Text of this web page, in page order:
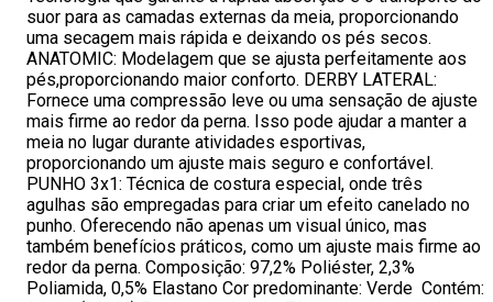
suor para as camadas externas da meia, proporcionando
uma secagem mais rápida e deixando os pés secos.
ANATOMIC: Modelagem que se ajusta perfeitamente aos
pés,proporcionando maior conforto. DERBY LATERAL:
Fornece uma compressão leve ou uma sensação de ajuste
mais firme ao redor da perna. Isso pode ajudar a manter a
meia no lugar durante atividades esportivas,
proporcionando um ajuste mais seguro e confortável.
PUNHO 3x1: Técnica de costura especial, onde três
agulhas são empregadas para criar um efeito canelado no
punho. Oferecendo não apenas um visual único, mas
também benefícios práticos, como um ajuste mais firme ao
redor da perna. Composição: 97,2% Poliéster, 2,3%
Poliamida, 0,5% Elastano Cor predominante: Verde Contém: